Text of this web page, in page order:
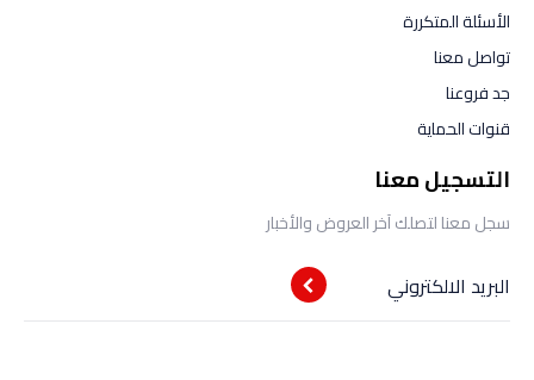
الأسئلة المتكررة
تواصل معنا
جد فروعنا
قنوات الحماية
التسجيل معنا
سجل معنا لتصلك آخر العروض والأخبار
البريد الالكتروني